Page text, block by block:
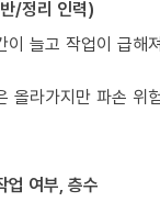
/정리 인력)
이 늘고 작업이 급해
올라가지만 파손 위
업 여부, 층수